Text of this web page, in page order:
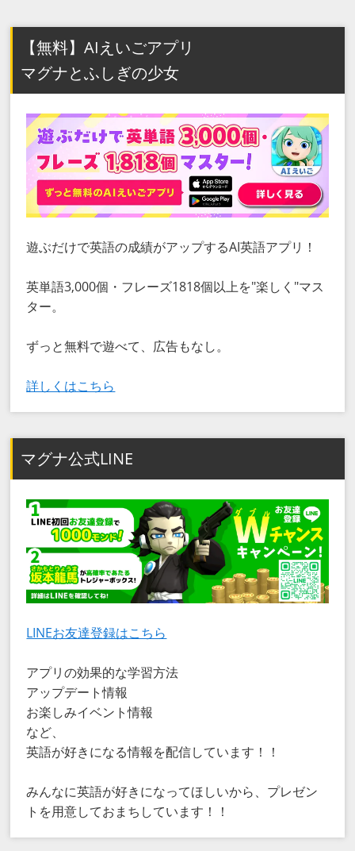
【無料】AIえいごアプリ
マグナとふしぎの少女
遊ぶだけで英語の成績がアップするAI英語アプリ！
英単語3,000個・フレーズ1818個以上を"楽しく"マス
ター。
ずっと無料で遊べて、広告もなし。
詳しくはこちら
マグナ公式LINE
LINEお友達登録はこちら
アプリの効果的な学習方法
アップデート情報
お楽しみイベント情報
など、
英語が好きになる情報を配信しています！！
みんなに英語が好きになってほしいから、プレゼン
トを用意しておまちしています！！